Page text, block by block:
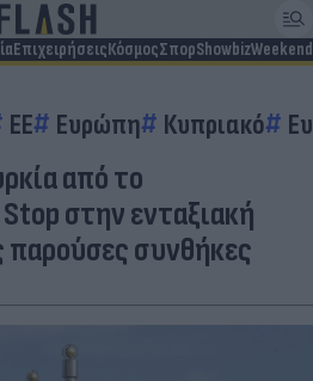
ΕπιχειρήσειςΚόσμοςΣπορShowbizWeekend
EE Ευρώπη Κυπριακό
από το
στην ενταξιακή
παρούσες συνθήκες